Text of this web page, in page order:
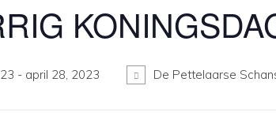
- april 28, 2023 De Pettelaarse